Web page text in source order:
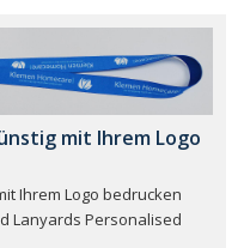
mit Ihrem Logo
Ihrem Logo bedrucken
Lanyards Personalised